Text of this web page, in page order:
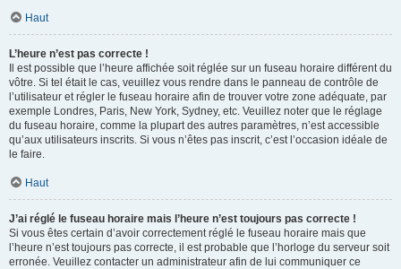
Haut
L’heure n’est pas correcte !
Il est possible que l’heure affichée soit réglée sur un fuseau horaire différent du
vôtre. Si tel était le cas, veuillez vous rendre dans le panneau de contrôle de
l’utilisateur et régler le fuseau horaire afin de trouver votre zone adéquate, par
exemple Londres, Paris, New York, Sydney, etc. Veuillez noter que le réglage
du fuseau horaire, comme la plupart des autres paramètres, n’est accessible
qu’aux utilisateurs inscrits. Si vous n’êtes pas inscrit, c’est l’occasion idéale de
le faire.
Haut
J’ai réglé le fuseau horaire mais l’heure n’est toujours pas correcte !
Si vous êtes certain d’avoir correctement réglé le fuseau horaire mais que
l’heure n’est toujours pas correcte, il est probable que l’horloge du serveur soit
erronée. Veuillez contacter un administrateur afin de lui communiquer ce